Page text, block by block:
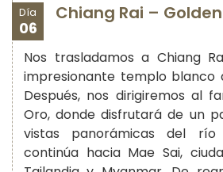
Día
06
Chiang Rai –
Nos trasladamos a Chiang
impresionante templo blanco
Después, nos dirigiremos al
Oro, donde disfrutará de un
vistas panorámicas del
continúa hacia Mae Sai,